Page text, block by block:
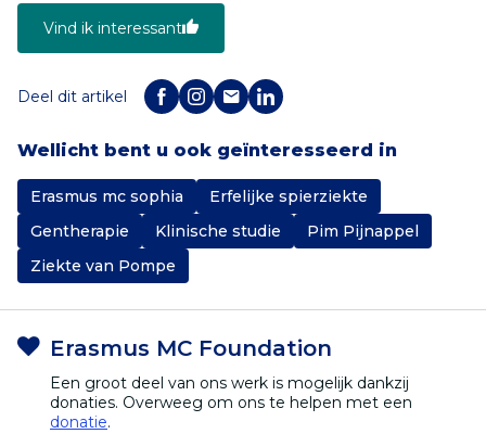
Vind ik interessant
Deel dit artikel
Wellicht bent u ook geïnteresseerd in
Erasmus mc sophia
Erfelijke spierziekte
Gentherapie
Klinische studie
Pim Pijnappel
Ziekte van Pompe
Erasmus MC Foundation
Een groot deel van ons werk is mogelijk dankzij
donaties. Overweeg om ons te helpen met een
donatie.